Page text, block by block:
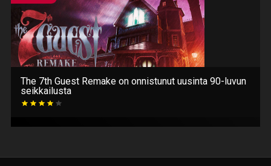
The 7th Guest Remake on onnistunut uusinta 90-luvun
seikkailusta